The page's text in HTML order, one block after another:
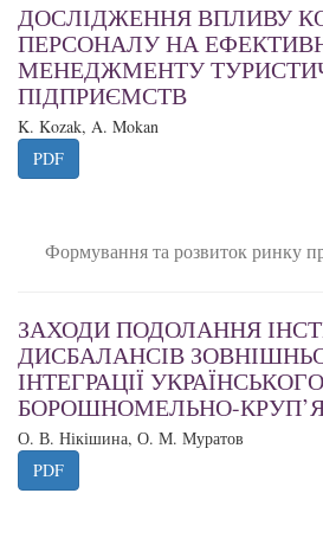
ДОСЛІДЖЕННЯ ВПЛИВУ
ПЕРСОНАЛУ НА
МЕНЕДЖМЕНТУ
ПІДПРИЄМСТВ
K. Kozak, A. Mokan
PDF
Формування та розвиток ринку
ЗАХОДИ ПОДОЛАННЯ
ДИСБАЛАНСІВ
ІНТЕГРАЦІЇ
БОРОШНОМЕЛЬНО-
О. В. Нікішина, О. М. Муратов
PDF